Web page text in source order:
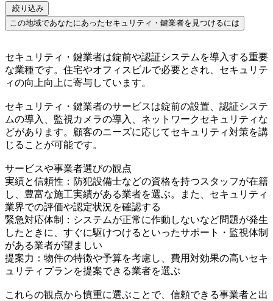
絞り込み
この地域であなたにあったセキュリティ・鍵業者を見つけるには
セキュリティ・鍵業者は錠前や認証システムを導入する重要
な業種です。住宅やオフィスビルで必要とされ、セキュリテ
ィの向上向上に寄与しています。
セキュリティ・鍵業者のサービスは錠前の設置、認証システ
ムの導入、監視カメラの導入、ネットワークセキュリティな
どがあります。顧客のニーズに応じてセキュリティ対策を講
じることが可能です。
サービスや事業者選びの観点
実績と信頼性：防犯設備士などの資格を持つスタッフが在籍
し、豊富な施工実績がある業者を選ぶ。また、セキュリティ
業界での評価や認定状況を確認する
緊急対応体制：システムが正常に作動しないなど問題が発生
したときに、すぐに駆けつけるといったサポート・監視体制
がある業者が望ましい
提案力：物件の特徴や予算を考慮し、費用対効果の高いセキ
ュリティプランを提案できる業者を選ぶ
これらの観点から慎重に選ぶことで、信頼できる事業者と出